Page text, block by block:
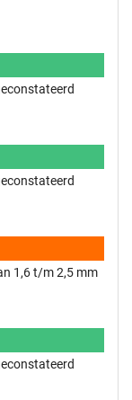
1,6 t/m 2,5 mm